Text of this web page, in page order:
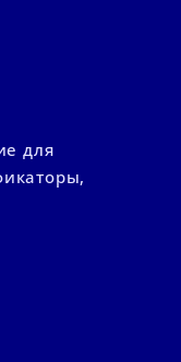
для